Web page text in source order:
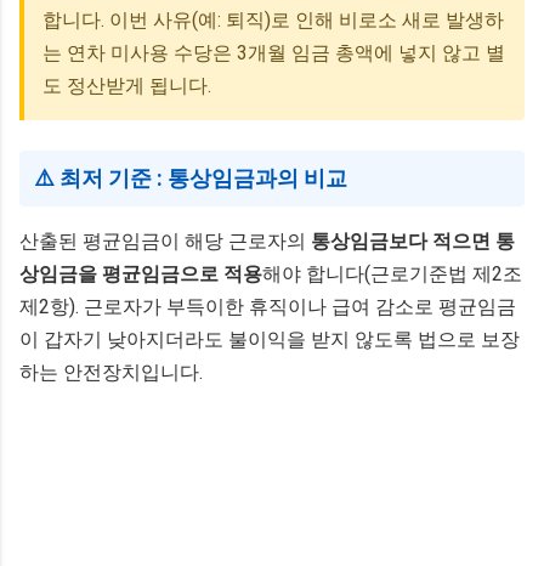
합니다. 이번 사유(예: 퇴직)로 인해 비로소 새로 발생하
는 연차 미사용 수당은 3개월 임금 총액에 넣지 않고 별
도 정산받게 됩니다.
⚠️ 최저 기준 : 통상임금과의 비교
산출된 평균임금이 해당 근로자의 통상임금보다 적으면 통
상임금을 평균임금으로 적용해야 합니다(근로기준법 제2조
제2항). 근로자가 부득이한 휴직이나 급여 감소로 평균임금
이 갑자기 낮아지더라도 불이익을 받지 않도록 법으로 보장
하는 안전장치입니다.